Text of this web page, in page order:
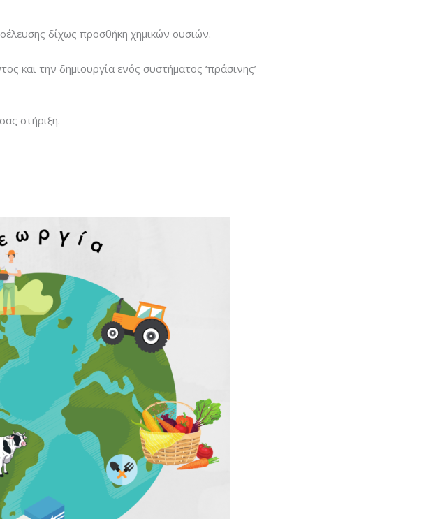
δίχως προσθήκη χημικών ουσιών.
και την δημιουργία ενός συστήματος ‘πράσινης’
στήριξη.